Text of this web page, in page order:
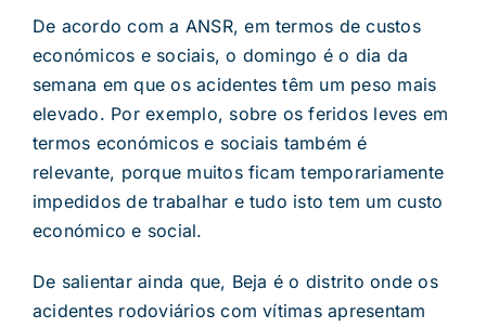
De acordo com a ANSR, em termos de custos
económicos e sociais, o domingo é o dia da
semana em que os acidentes têm um peso mais
elevado. Por exemplo, sobre os feridos leves em
termos económicos e sociais também é
relevante, porque muitos ficam temporariamente
impedidos de trabalhar e tudo isto tem um custo
económico e social.
De salientar ainda que, Beja é o distrito onde os
acidentes rodoviários com vítimas apresentam